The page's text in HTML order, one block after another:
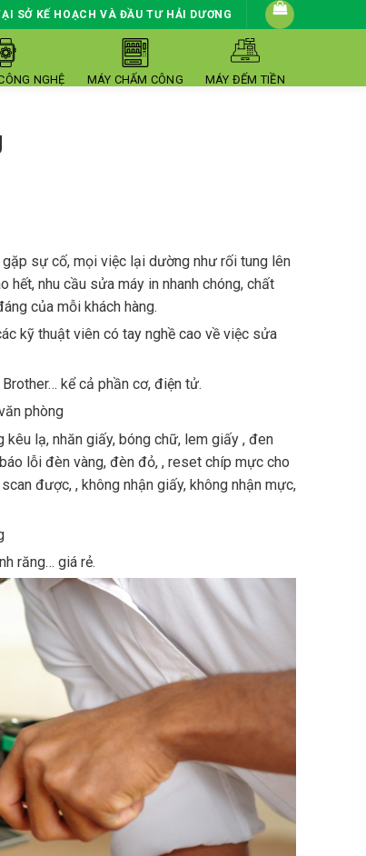
SỞ KẾ HOẠCH VÀ ĐẦU TƯ HẢI DƯƠNG
NGHỆ MÁY CHẤM CÔNG MÁY ĐẾM TIỀN
sự cố, mọi việc lại dường như rối tung lên
nhu cầu sửa máy in nhanh chóng, chất
của mỗi khách hàng.
kỹ thuật viên có tay nghề cao về việc sửa
kể cả phần cơ, điện tử.
phòng
lạ, nhăn giấy, bóng chữ, lem giấy , đen
lỗi đèn vàng, đèn đỏ, , reset chíp mực cho
được, , không nhận giấy, không nhận mực,
răng… giá rẻ.